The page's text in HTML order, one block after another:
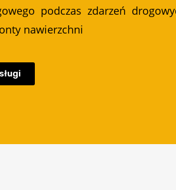
podczas zdarzeń
nawierzchni